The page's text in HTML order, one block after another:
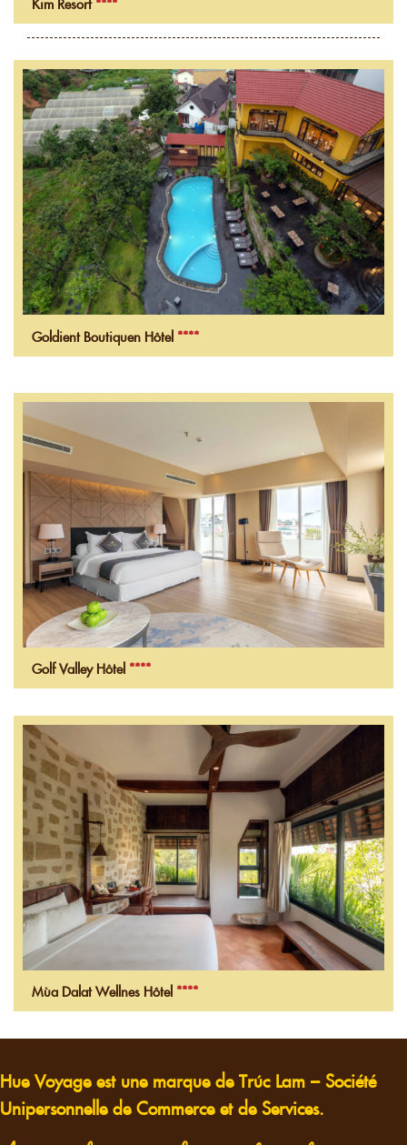
Goldient Boutiquen Hôtel ****
Golf Valley Hôtel ****
Mùa Dalat Wellnes Hôtel ****
Hue Voyage est une marque de Trúc Lam – Société
Unipersonnelle de Commerce et de Services.